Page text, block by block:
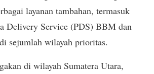
layanan tambahan, termasuk
Delivery Service (PDS) BBM dan
sejumlah wilayah prioritas.
di wilayah Sumatera Utara,